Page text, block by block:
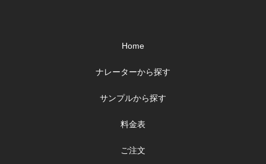
Home
ナレーターから探す
サンプルから探す
料金表
ご注文